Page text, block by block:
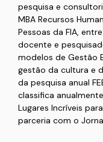
pesquisa e
MBA Recursos
Pessoas da FIA,
docente e
modelos de Gestão
gestão da cultura e
da pesquisa anual
classifica
Lugares Incríveis
parceria com o